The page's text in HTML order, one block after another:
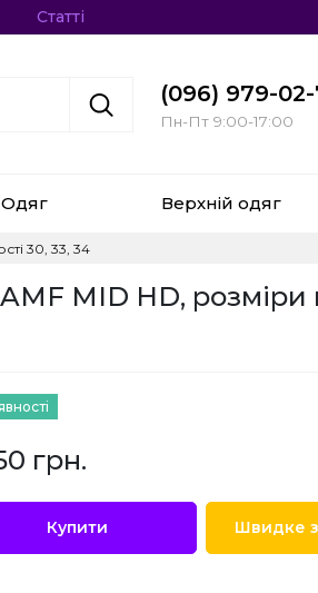
Статті
(096) 979-
Пн-Пт 9:00-17:00
Одяг Верхній одяг
30, 33, 34
MID HD, розміри
грн.
Купити Швидке